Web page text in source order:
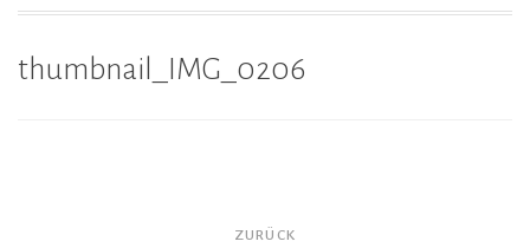
thumbnail_IMG_0206
Beitragsnavigation
ZURÜCK